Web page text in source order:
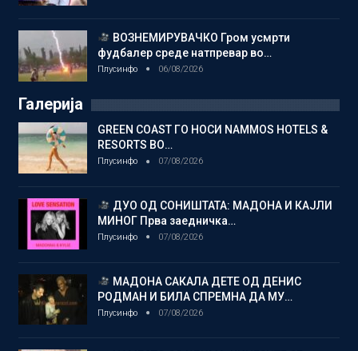
ВОЗНЕМИРУВАЧКО Гром усмрти
фудбалер среде натпревар во…
Плусинфо 06/08/2026
Галерија
GREEN COAST ГО НОСИ NAMMOS HOTELS &
RESORTS ВО…
Плусинфо 07/08/2026
ДУО ОД СОНИШТАТА: МАДОНА И КАЈЛИ
МИНОГ Прва заедничка…
Плусинфо 07/08/2026
МАДОНА САКАЛА ДЕТЕ ОД ДЕНИС
РОДМАН И БИЛА СПРЕМНА ДА МУ…
Плусинфо 07/08/2026